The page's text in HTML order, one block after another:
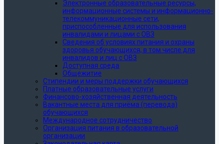
Электронные образовательные ресурсы,
информационные системы и информационно-
телекоммуникационные сети,
приспособленные для использования
инвалидами и лицами с ОВЗ
Сведения об условиях питания и охраны
здоровья обучающихся, в том числе для
инвалидов и лиц с ОВЗ
Доступная среда
Общежитие
Стипендии и меры поддержки обучающихся
Платные образовательные услуги
Финансово-хозяйственная деятельность
Вакантные места для приёма (перевода)
обучающихся
Международное сотрудничество
Организация питания в образовательной
организации